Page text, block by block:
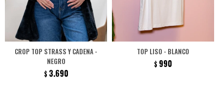
CROP TOP STRASS Y CADENA -
NEGRO
$ 3.690
TOP LISO - BLANCO
$ 990